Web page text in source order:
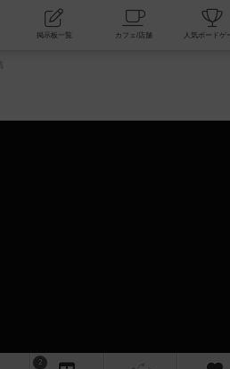
コミュニティ 掲示板一覧 カフェ/店
2